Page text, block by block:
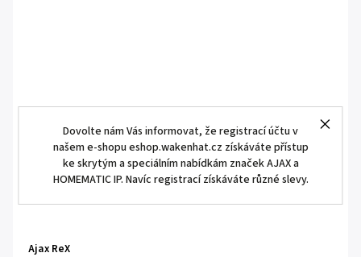
Dovolte nám Vás informovat, že registrací účtu v
našem e-shopu eshop.wakenhat.cz získáváte přístup
ke skrytým a speciálním nabídkám značek AJAX a
HOMEMATIC IP. Navíc registrací získáváte různé slevy.
Ajax ReX